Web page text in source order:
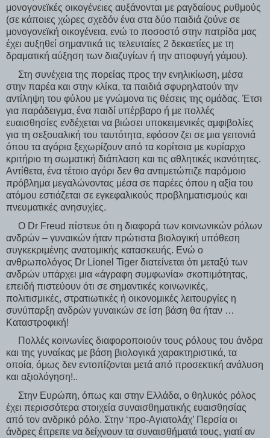
μονογονεϊκές οικογένειες αυξάνονται με ραγδαίους ρυθμούς
(σε κάποιες χώρες σχεδόν ένα στα δύο παιδιά ζούνε σε
μονογονεϊκή οικογένεια, ενώ το ποσοστό στην πατρίδα μας
έχει αυξηθεί σημαντικά τις τελευταίες 2 δεκαετίες με τη
δραματική αύξηση των διαζυγίων ή την αποφυγή γάμου).
Στη συνέχεια της πορείας προς την ενηλικίωση, μέσα
στην παρέα και στην κλίκα, τα παιδιά σφυρηλατούν την
αντίληψη του φύλου με γνώμονα τις θέσεις της ομάδας. Έτσι
για παράδειγμα, ένα παιδί υπέρβαρο ή με πολλές
ευαισθησίες ενδέχεται να βιώσει υποκειμενικές αμφιβολίες
για τη σεξουαλική του ταυτότητα, εφόσον ζει σε μια γειτονιά
όπου τα αγόρια ξεχωρίζουν από τα κορίτσια με κυρίαρχο
κριτήριο τη σωματική διάπλαση και τις αθλητικές ικανότητες.
Αντίθετα, ένα τέτοιο αγόρι δεν θα αντιμετώπιζε παρόμοιο
πρόβλημα μεγαλώνοντας μέσα σε παρέες όπου η αξία του
ατόμου εστιάζεται σε εγκεφαλικούς προβληματισμούς και
πνευματικές ανησυχίες.
Ο Dr Freud πίστευε ότι η διαφορά των κοινωνικών ρόλων
ανδρών – γυναικών ήταν πρώτιστα βιολογική υπόθεση
συγκεκριμένης ανατομικής κατασκευής. Ενώ ο
ανθρωπολόγος Dr Lionel Tiger διατείνεται ότι μεταξύ των
ανδρών υπάρχει μια «άγραφη συμφωνία» σκοπιμότητας,
επειδή πιστεύουν ότι σε σημαντικές κοινωνικές,
πολιτισμικές, στρατιωτικές ή οικονομικές λειτουργίες η
συνύπαρξη ανδρών γυναικών σε ίση βάση θα ήταν …
Καταστροφική!
Πολλές κοινωνίες διαφοροποιούν τους ρόλους του άνδρα
και της γυναίκας με βάση βιολογικά χαρακτηριστικά, τα
οποία, όμως δεν εντοπίζονται μετά από προσεκτική ανάλυση
και αξιολόγηση!..
Στην Ευρώπη, όπως και στην Ελλάδα, ο θηλυκός ρόλος
έχει περισσότερα στοιχεία συναισθηματικής ευαισθησίας
από τον ανδρικό ρόλο. Στην ‘προ-Αγιατολάχ’ Περσία οι
άνδρες έπρεπε να δείχνουν τα συναισθήματά τους, γιατί αν